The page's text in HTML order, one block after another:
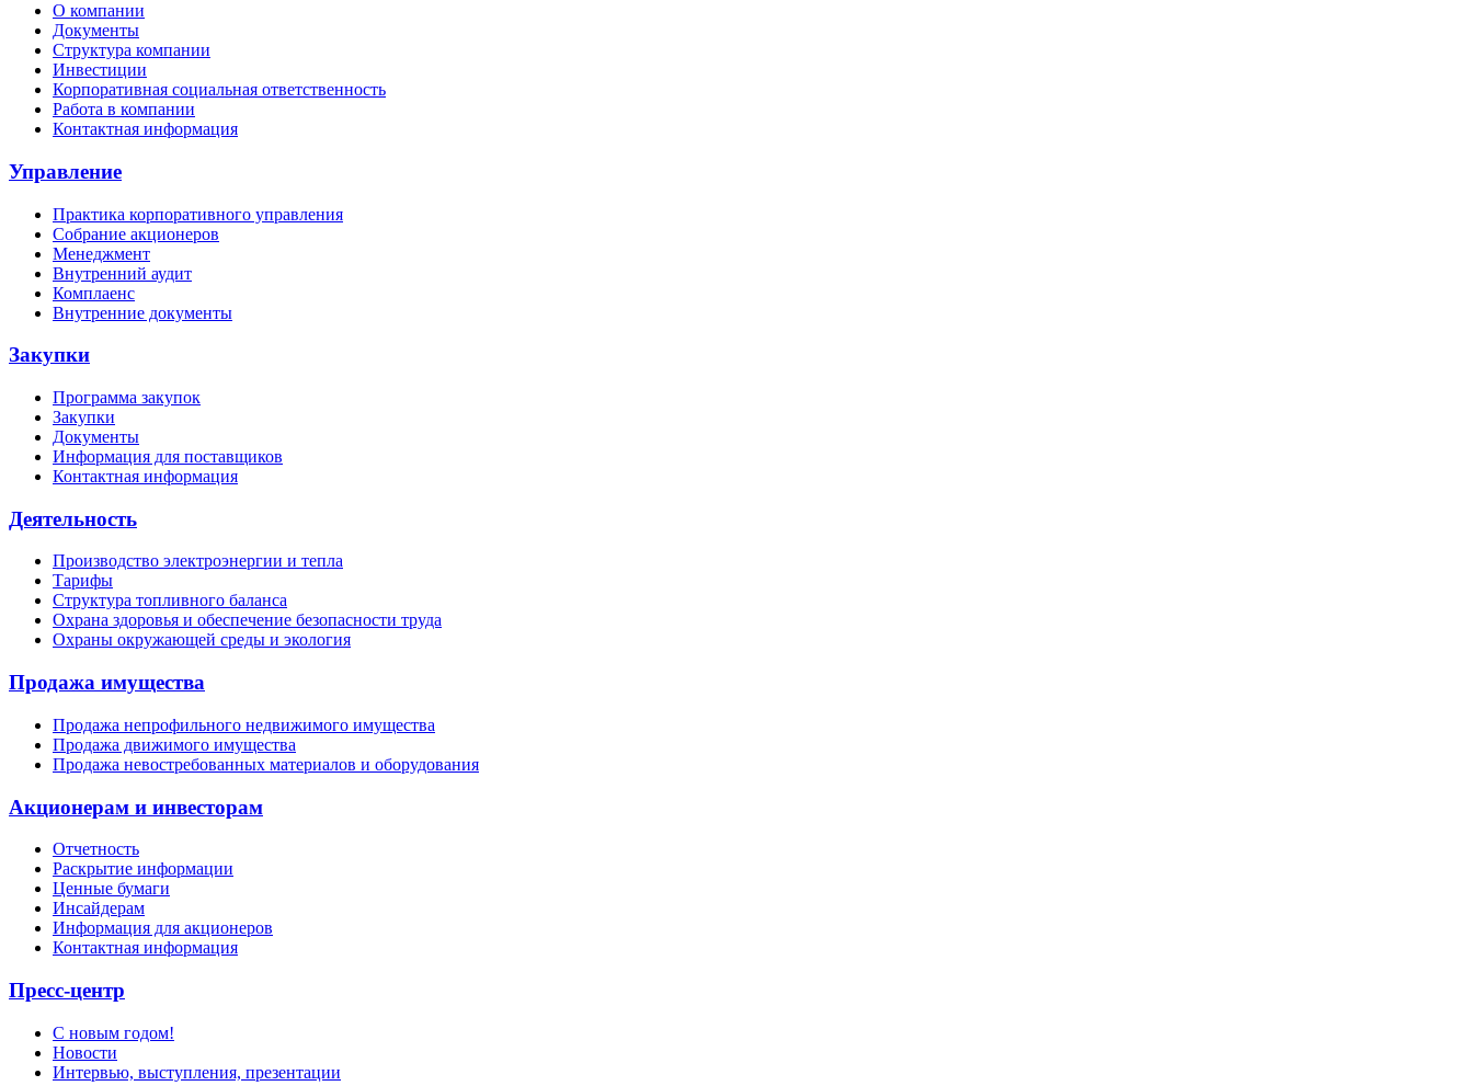
О компании
Документы
Структура компании
Инвестиции
Корпоративная социальная ответственность
Работа в компании
Контактная информация
Управление
Практика корпоративного управления
Собрание акционеров
Менеджмент
Внутренний аудит
Комплаенс
Внутренние документы
Закупки
Программа закупок
Закупки
Документы
Информация для поставщиков
Контактная информация
Деятельность
Производство электроэнергии и тепла
Тарифы
Структура топливного баланса
Охрана здоровья и обеспечение безопасности труда
Охраны окружающей среды и экология
Продажа имущества
Продажа непрофильного недвижимого имущества
Продажа движимого имущества
Продажа невостребованных материалов и оборудования
Акционерам и инвесторам
Отчетность
Раскрытие информации
Ценные бумаги
Инсайдерам
Информация для акционеров
Контактная информация
Пресс-центр
С новым годом!
Новости
Интервью, выступления, презентации